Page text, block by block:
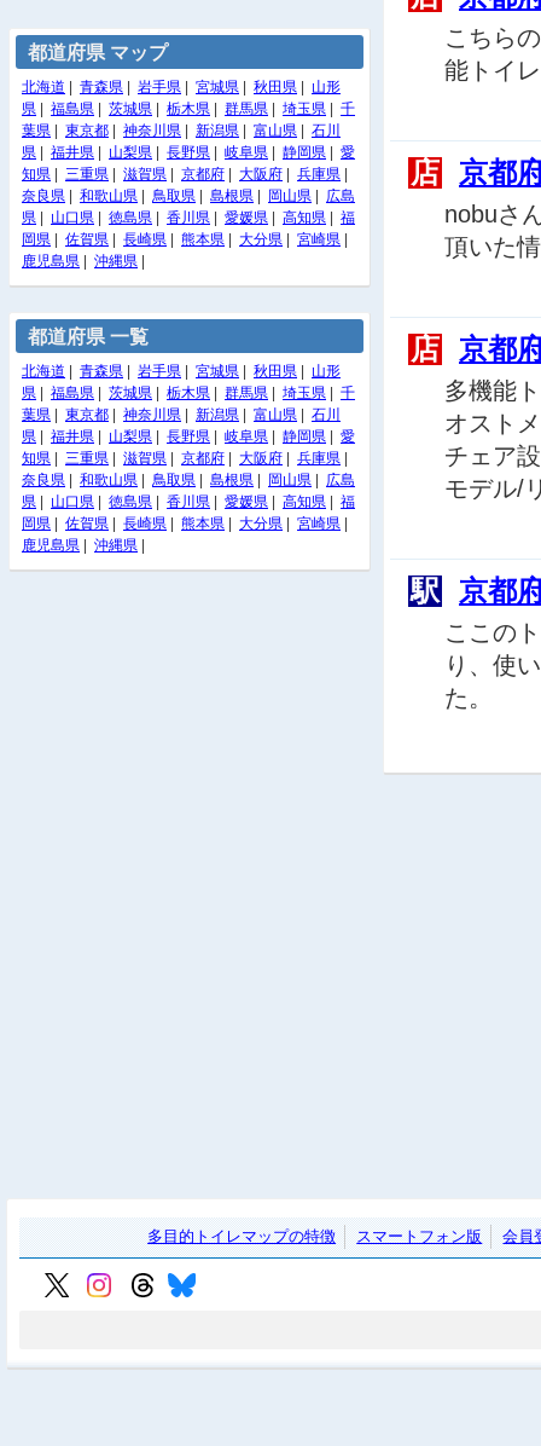
こちら
能トイ
店 京都
nobuさ
頂いた
店 京都
多機能
オスト
チェア
モデル/
駅 京都
ここの
り、使
た。
都道府県 マップ
北海道 青森県 岩手県 宮城県 秋田県
山形
県
福島県 茨城県 栃木県 群馬県 埼玉県
千
葉県
東京都 神奈川県 新潟県 富山県
石川
県
福井県 山梨県 長野県 岐阜県 静岡県
愛
知県
三重県 滋賀県 京都府 大阪府 兵庫県
奈良県
和歌山県 鳥取県 島根県 岡山県
広島
県
山口県 徳島県 香川県 愛媛県 高知県
福
岡県
佐賀県 長崎県 熊本県 大分県 宮崎県
鹿児島県
沖縄県
都道府県 一覧
北海道 | 青森県 | 岩手県 | 宮城県 | 秋田県 | 山形
県 | 福島県 | 茨城県 | 栃木県 | 群馬県 | 埼玉県 | 千
葉県 | 東京都 | 神奈川県 | 新潟県 | 富山県 | 石川
県 | 福井県 | 山梨県 | 長野県 | 岐阜県 | 静岡県 | 愛
知県 | 三重県 | 滋賀県 | 京都府 | 大阪府 | 兵庫県 |
奈良県 | 和歌山県 | 鳥取県 | 島根県 | 岡山県 | 広島
県 | 山口県 | 徳島県 | 香川県 | 愛媛県 | 高知県 | 福
岡県 | 佐賀県 | 長崎県 | 熊本県 | 大分県 | 宮崎県 |
鹿児島県 | 沖縄県 |
多目的トイレマップの特徴 スマートフォン版 会員